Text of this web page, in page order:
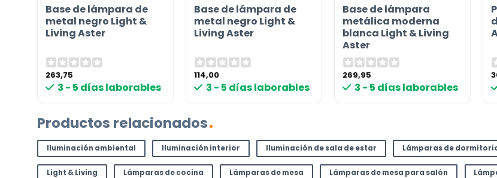
Base de lámpara de
metal negro Light &
Living Aster
263,75
3 - 5 días laborables
Base de lámpara de
metal negro Light &
Living Aster
114,00
3 - 5 días laborables
Base de lámpara
metálica moderna
blanca Light & Living
Aster
269,95
3 - 5 días laborables
Productos relacionados
Iluminación ambiental Iluminación interior Iluminación de sala de estar Lámparas de
Light & Living Lámparas de cocina Lámparas de mesa Lámparas de mesa para salón